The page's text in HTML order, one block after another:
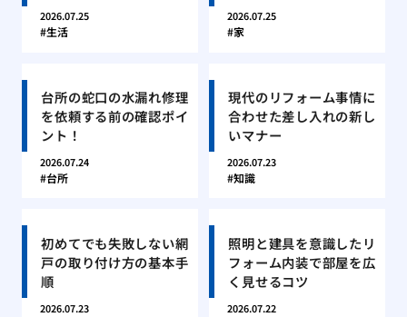
2026.07.25
生活
2026.07.25
家
台所の蛇口の水漏れ修理
を依頼する前の確認ポイ
ント！
2026.07.24
台所
現代のリフォーム事情に
合わせた差し入れの新し
いマナー
2026.07.23
知識
初めてでも失敗しない網
戸の取り付け方の基本手
順
2026.07.23
照明と建具を意識したリ
フォーム内装で部屋を広
く見せるコツ
2026.07.22